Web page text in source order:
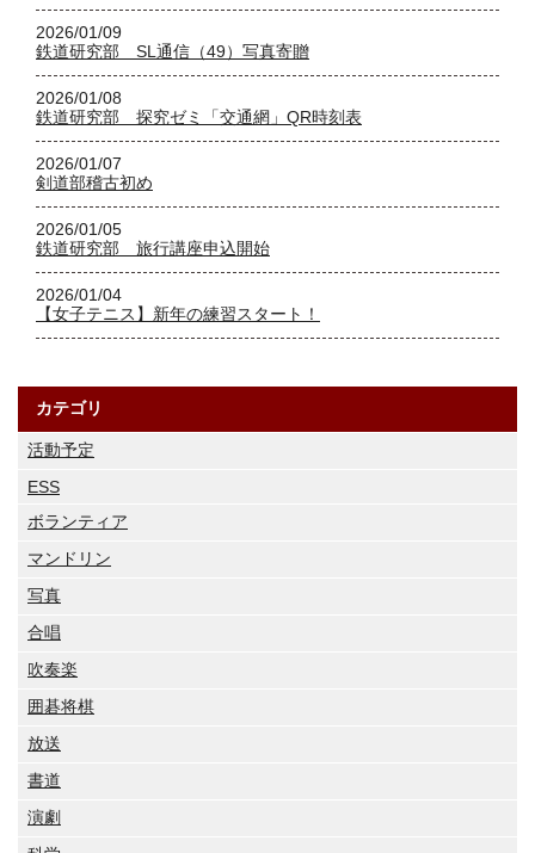
2026/01/09
鉄道研究部 SL通信（49）写真寄贈
2026/01/08
鉄道研究部 探究ゼミ「交通網」QR時刻表
2026/01/07
剣道部稽古初め
2026/01/05
鉄道研究部 旅行講座申込開始
2026/01/04
【女子テニス】新年の練習スタート！
カテゴリ
活動予定
ESS
ボランティア
マンドリン
写真
合唱
吹奏楽
囲碁将棋
放送
書道
演劇